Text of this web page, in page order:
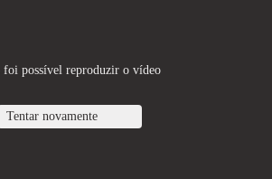
foi possível reproduzir o vídeo
Tentar novamente